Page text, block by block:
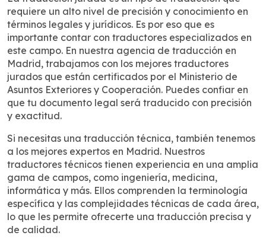
requiere un alto nivel de precisión y conocimiento en
términos legales y jurídicos. Es por eso que es
importante contar con traductores especializados en
este campo. En nuestra agencia de traducción en
Madrid, trabajamos con los mejores traductores
jurados que están certificados por el Ministerio de
Asuntos Exteriores y Cooperación. Puedes confiar en
que tu documento legal será traducido con precisión
y exactitud.
Si necesitas una traducción técnica, también tenemos
a los mejores expertos en Madrid. Nuestros
traductores técnicos tienen experiencia en una amplia
gama de campos, como ingeniería, medicina,
informática y más. Ellos comprenden la terminología
específica y las complejidades técnicas de cada área,
lo que les permite ofrecerte una traducción precisa y
de calidad.